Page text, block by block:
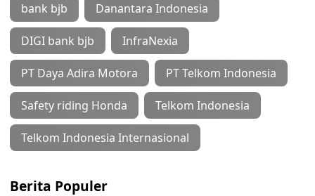
bank bjb Danantara Indonesia
DIGI bank bjb InfraNexia
PT Daya Adira Motora PT Telkom Indonesia
Safety riding Honda Telkom Indonesia
Telkom Indonesia Internasional
Berita Populer